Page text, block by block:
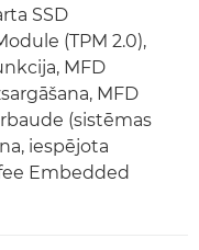
SSD
(TPM 2.0),
MFD
MFD
(sistēmas
iespējota
Embedded